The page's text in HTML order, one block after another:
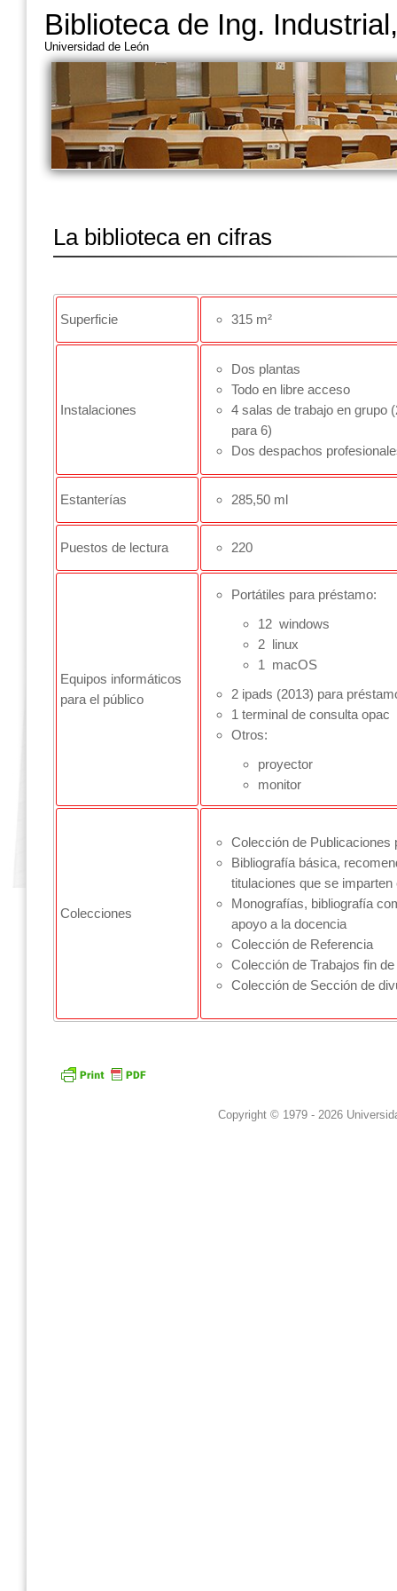
Biblioteca de Ing.
Universidad de León
La biblioteca en cifras
Superficie 315 m²
Instalaciones
Dos plantas
Todo en libre acceso
4 salas de trabajo en grupo
para 6)
Dos despachos
Estanterías 285,50 ml
Puestos de lectura 220
Equipos informáticos
para el público
Portátiles para préstamo:
12 windows
2 linux
1 macOS
2 ipads (2013) para
1 terminal de consulta opac
Otros:
proyector
monitor
Colecciones
Colección de Publicaciones
Bibliografía básica,
titulaciones que se imparten
Monografías, bibliografía
apoyo a la docencia
Colección de Referencia
Colección de Trabajos fin
Colección de Sección de
Copyright © 1979 - 2026